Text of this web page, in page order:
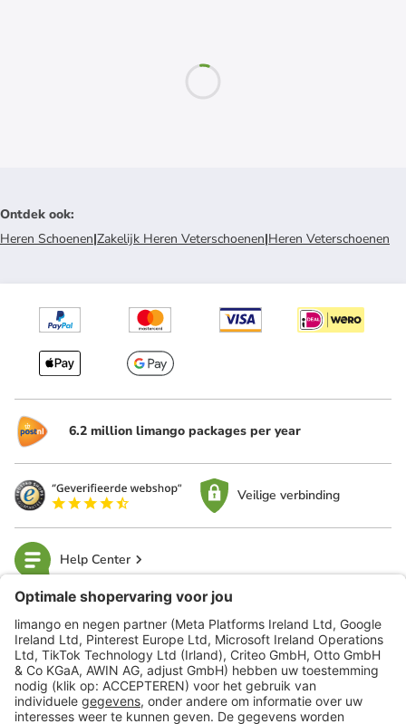
Ontdek ook:
Heren Schoenen|Zakelijk Heren Veterschoenen|Heren Veterschoenen
6.2 million limango packages per year
Veilige verbinding
Help Center
limango
Veilig winkelen
Klantenservice